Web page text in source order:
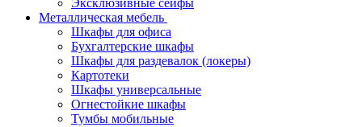
Эксклюзивные сейфы
Металлическая мебель
Шкафы для офиса
Бухгалтерские шкафы
Шкафы для раздевалок (локеры)
Картотеки
Шкафы универсальные
Огнестойкие шкафы
Тумбы мобильные